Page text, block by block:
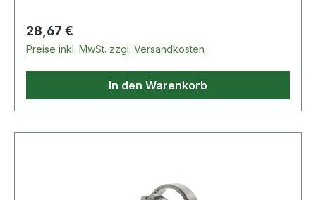
Regulärer Preis:
28,67 €
Preise inkl. MwSt. zzgl. Versandkosten
In den Warenkorb